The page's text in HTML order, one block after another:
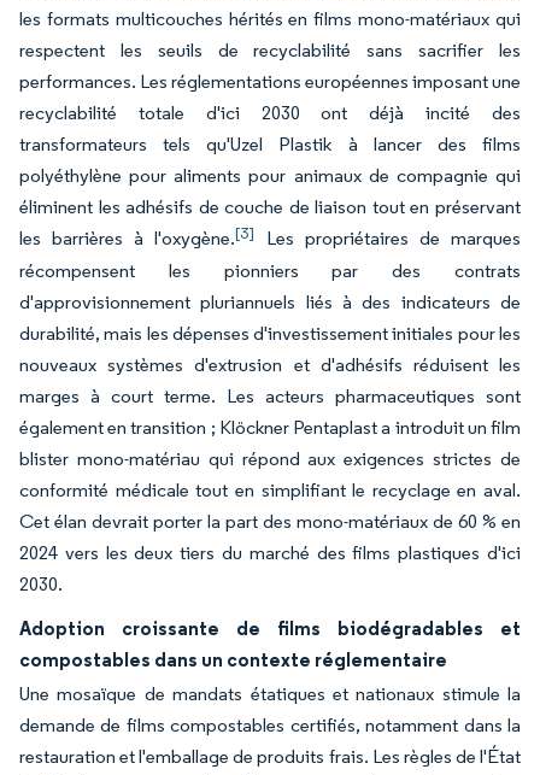
les formats multicouches hérités en films mono-matériaux qui
respectent les seuils de recyclabilité sans sacrifier les
performances. Les réglementations européennes imposant une
recyclabilité totale d'ici 2030 ont déjà incité des
transformateurs tels qu'Uzel Plastik à lancer des films
polyéthylène pour aliments pour animaux de compagnie qui
éliminent les adhésifs de couche de liaison tout en préservant
les barrières à l'oxygène.[3]
Les propriétaires de marques
récompensent les pionniers par des contrats
d'approvisionnement pluriannuels liés à des indicateurs de
durabilité, mais les dépenses d'investissement initiales pour les
nouveaux systèmes d'extrusion et d'adhésifs réduisent les
marges à court terme. Les acteurs pharmaceutiques sont
également en transition ; Klöckner Pentaplast a introduit un film
blister mono-matériau qui répond aux exigences strictes de
conformité médicale tout en simplifiant le recyclage en aval.
Cet élan devrait porter la part des mono-matériaux de 60 % en
2024 vers les deux tiers du marché des films plastiques d'ici
2030.
Adoption croissante de films biodégradables et
compostables dans un contexte réglementaire
Une mosaïque de mandats étatiques et nationaux stimule la
demande de films compostables certifiés, notamment dans la
restauration et l'emballage de produits frais. Les règles de l'État